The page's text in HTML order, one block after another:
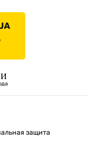
защита